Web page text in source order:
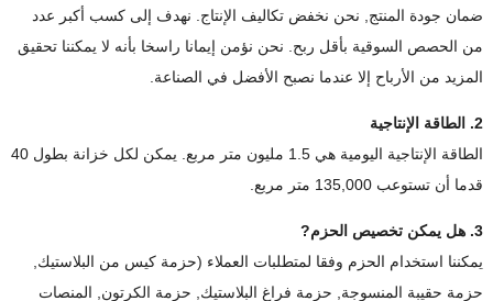
ضمان جودة المنتج, نحن نخفض تكاليف الإنتاج. نهدف إلى كسب أكبر عدد
من الحصص السوقية بأقل ربح. نحن نؤمن إيمانا راسخا بأنه لا يمكننا تحقيق
المزيد من الأرباح إلا عندما نصبح الأفضل في الصناعة.
2. الطاقة الإنتاجية
الطاقة الإنتاجية اليومية هي 1.5 مليون متر مربع. يمكن لكل خزانة بطول 40
قدما أن تستوعب 135,000 متر مربع.
3. هل يمكن تخصيص الحزم?
يمكننا استخدام الحزم وفقا لمتطلبات العملاء (حزمة كيس من البلاستيك,
حزمة حقيبة المنسوجة, حزمة فراغ البلاستيك, حزمة الكرتون, المنصات